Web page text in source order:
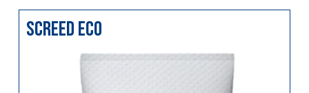
screed eco